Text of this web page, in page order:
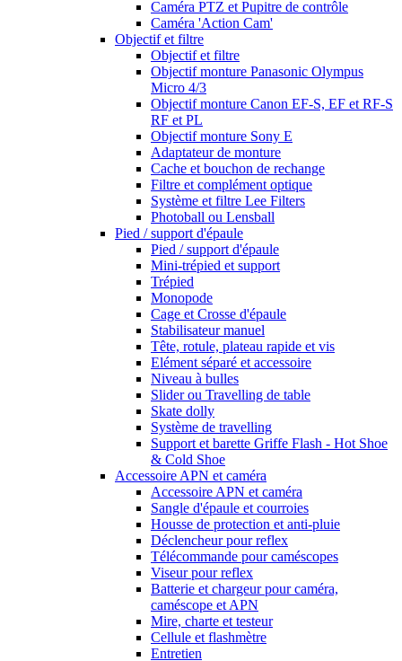
Caméra PTZ et Pupitre de contrôle
Caméra 'Action Cam'
Objectif et filtre
Objectif et filtre
Objectif monture Panasonic Olympus
Micro 4/3
Objectif monture Canon EF-S, EF et RF-S
RF et PL
Objectif monture Sony E
Adaptateur de monture
Cache et bouchon de rechange
Filtre et complément optique
Système et filtre Lee Filters
Photoball ou Lensball
Pied / support d'épaule
Pied / support d'épaule
Mini-trépied et support
Trépied
Monopode
Cage et Crosse d'épaule
Stabilisateur manuel
Tête, rotule, plateau rapide et vis
Elément séparé et accessoire
Niveau à bulles
Slider ou Travelling de table
Skate dolly
Système de travelling
Support et barette Griffe Flash - Hot Shoe
& Cold Shoe
Accessoire APN et caméra
Accessoire APN et caméra
Sangle d'épaule et courroies
Housse de protection et anti-pluie
Déclencheur pour reflex
Télécommande pour caméscopes
Viseur pour reflex
Batterie et chargeur pour caméra,
caméscope et APN
Mire, charte et testeur
Cellule et flashmètre
Entretien